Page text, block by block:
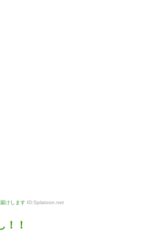
けします ID:Splatoon.net
！！